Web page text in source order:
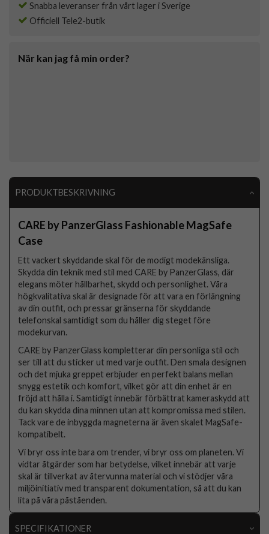
Snabba leveranser från vårt lager i Sverige
Officiell Tele2-butik
När kan jag få min order?
PRODUKTBESKRIVNING
CARE by PanzerGlass Fashionable MagSafe
Case
Ett vackert skyddande skal för de modigt modekänsliga.
Skydda din teknik med stil med CARE by PanzerGlass, där
elegans möter hållbarhet, skydd och personlighet. Våra
högkvalitativa skal är designade för att vara en förlängning
av din outfit, och pressar gränserna för skyddande
telefonskal samtidigt som du håller dig steget före
modekurvan.
CARE by PanzerGlass kompletterar din personliga stil och
ser till att du sticker ut med varje outfit. Den smala designen
och det mjuka greppet erbjuder en perfekt balans mellan
snygg estetik och komfort, vilket gör att din enhet är en
fröjd att hålla i. Samtidigt innebär förbättrat kameraskydd att
du kan skydda dina minnen utan att kompromissa med stilen.
Tack vare de inbyggda magneterna är även skalet MagSafe-
kompatibelt.
Vi bryr oss inte bara om trender, vi bryr oss om planeten. Vi
vidtar åtgärder som har betydelse, vilket innebär att varje
skal är tillverkat av återvunna material och vi stödjer våra
miljöinitiativ med transparent dokumentation, så att du kan
lita på våra påståenden.
SPECIFIKATIONER